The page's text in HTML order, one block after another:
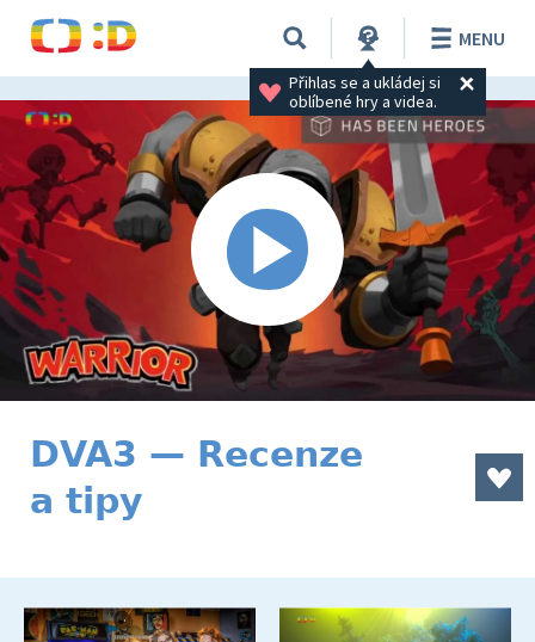
Přihlas se a ukládej si
oblíbené hry a videa.
MENU
DVA3 — Recenze
a tipy